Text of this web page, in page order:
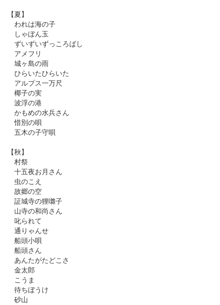
【夏】
われは海の子
しゃぼん玉
ずいずいずっころばし
アメフリ
城ヶ島の雨
ひらいたひらいた
アルプス一万尺
椰子の実
波浮の港
かもめの水兵さん
惜別の唄
五木の子守唄
【秋】
村祭
十五夜お月さん
虫のこえ
故郷の空
証城寺の狸囃子
山寺の和尚さん
叱られて
通りゃんせ
船頭小唄
船頭さん
あんたがたどこさ
金太郎
こうま
待ちぼうけ
砂山